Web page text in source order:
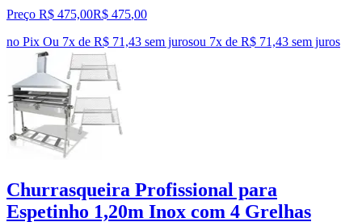
Preço R$ 475,00R$ 475,00
no Pix Ou 7x de R$ 71,43 sem jurosou 7x de R$ 71,43 sem juros
Churrasqueira Profissional para
Espetinho 1,20m Inox com 4 Grelhas